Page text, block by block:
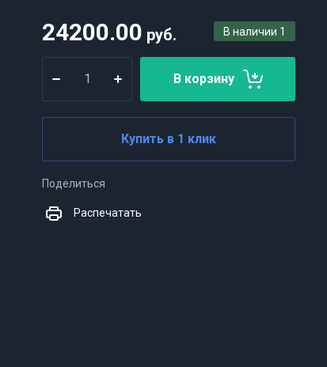
В наличии 1
24200.00 руб.
В корзину
Купить в 1 клик
Поделиться
Распечатать